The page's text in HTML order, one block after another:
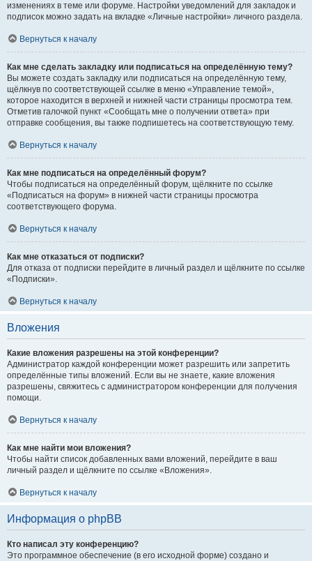
изменениях в теме или форуме. Настройки уведомлений для закладок и
подписок можно задать на вкладке «Личные настройки» личного раздела.
Вернуться к началу
Как мне сделать закладку или подписаться на определённую тему?
Вы можете создать закладку или подписаться на определённую тему,
щёлкнув по соответствующей ссылке в меню «Управление темой»,
которое находится в верхней и нижней части страницы просмотра тем.
Отметив галочкой пункт «Сообщать мне о получении ответа» при
отправке сообщения, вы также подпишетесь на соответствующую тему.
Вернуться к началу
Как мне подписаться на определённый форум?
Чтобы подписаться на определённый форум, щёлкните по ссылке
«Подписаться на форум» в нижней части страницы просмотра
соответствующего форума.
Вернуться к началу
Как мне отказаться от подписки?
Для отказа от подписки перейдите в личный раздел и щёлкните по ссылке
«Подписки».
Вернуться к началу
Вложения
Какие вложения разрешены на этой конференции?
Администратор каждой конференции может разрешить или запретить
определённые типы вложений. Если вы не знаете, какие вложения
разрешены, свяжитесь с администратором конференции для получения
помощи.
Вернуться к началу
Как мне найти мои вложения?
Чтобы найти список добавленных вами вложений, перейдите в ваш
личный раздел и щёлкните по ссылке «Вложения».
Вернуться к началу
Информация о phpBB
Кто написал эту конференцию?
Это программное обеспечение (в его исходной форме) создано и